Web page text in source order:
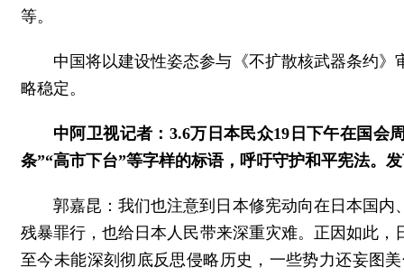
等。
中国将以建设性姿态参与《不扩散核武器条约
略稳定。
中阿卫视记者：3.6万日本民众19日下午在国会
条”“高市下台”等字样的标语，呼吁守护和平宪法。
郭嘉昆：我们也注意到日本修宪动向在日本国
残暴罪行，也给日本人民带来深重灾难。正因如此
至今未能深刻彻底反思侵略历史，一些势力还妄图